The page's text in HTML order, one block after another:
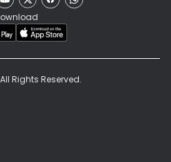
Rights Reserved.